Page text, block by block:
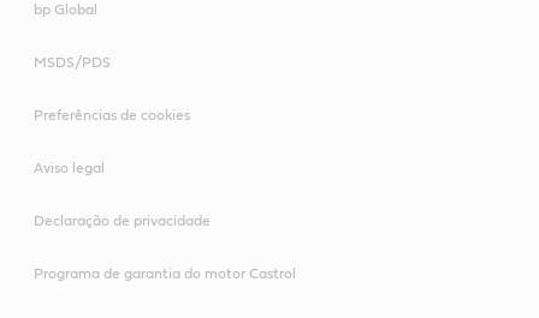
bp Global
MSDS/PDS
Preferências de cookies
Aviso legal
Declaração de privacidade
Programa de garantia do motor Castrol